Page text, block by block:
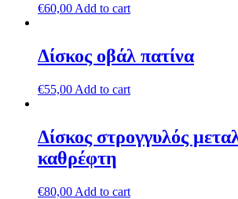
€60,00 Add to cart
Δίσκος οβάλ πατίνα
€55,00 Add to cart
Δίσκος στρογγυλός
καθρέφτη
€80,00 Add to cart